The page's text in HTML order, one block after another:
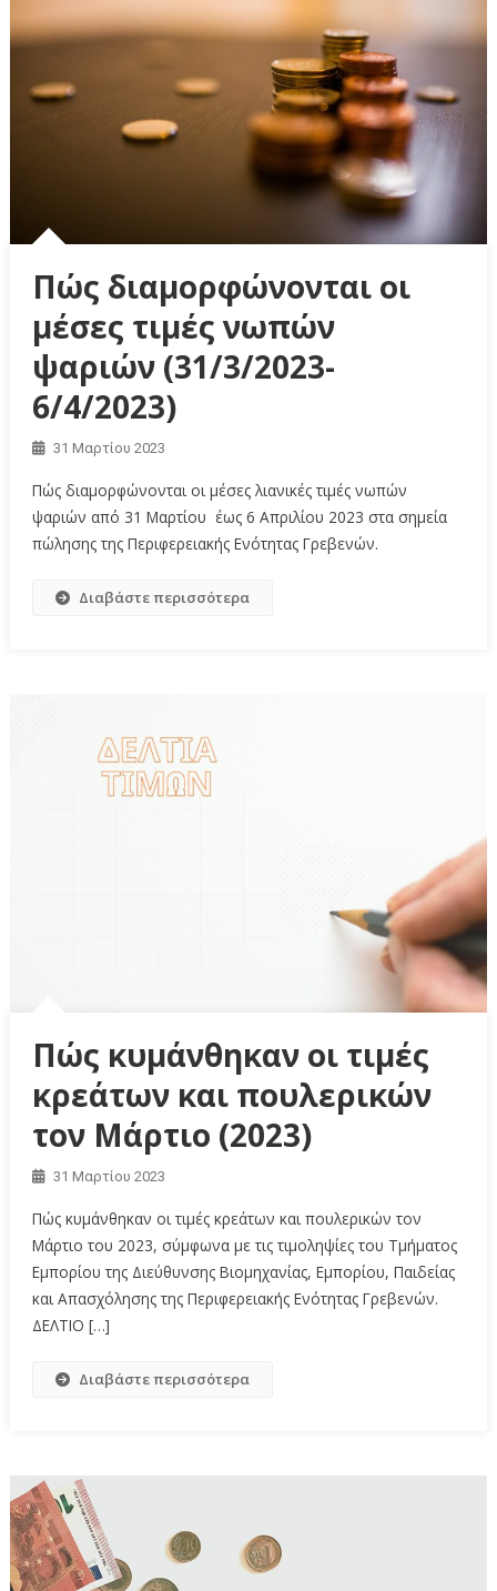
Πώς διαμορφώνονται οι
μέσες τιμές νωπών
ψαριών (31/3/2023-
6/4/2023)
31 Μαρτίου 2023
Πώς διαμορφώνονται οι μέσες λιανικές τιμές νωπών
ψαριών από 31 Μαρτίου έως 6 Απριλίου 2023 στα σημεία
πώλησης της Περιφερειακής Ενότητας Γρεβενών.
Διαβάστε περισσότερα
Πώς κυμάνθηκαν οι τιμές
κρεάτων και πουλερικών
τον Μάρτιο (2023)
31 Μαρτίου 2023
Πώς κυμάνθηκαν οι τιμές κρεάτων και πουλερικών τον
Μάρτιο του 2023, σύμφωνα με τις τιμοληψίες του Τμήματος
Εμπορίου της Διεύθυνσης Βιομηχανίας, Εμπορίου, Παιδείας
και Απασχόλησης της Περιφερειακής Ενότητας Γρεβενών.
ΔΕΛΤΙΟ […]
Διαβάστε περισσότερα